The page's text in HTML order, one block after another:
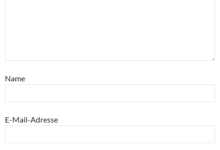
Name
E-Mail-Adresse